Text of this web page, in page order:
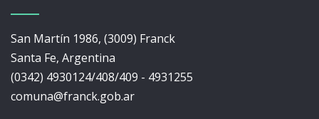
San Martín 1986, (3009) Franck
Santa Fe, Argentina
(0342) 4930124/408/409 - 4931255
comuna@franck.gob.ar